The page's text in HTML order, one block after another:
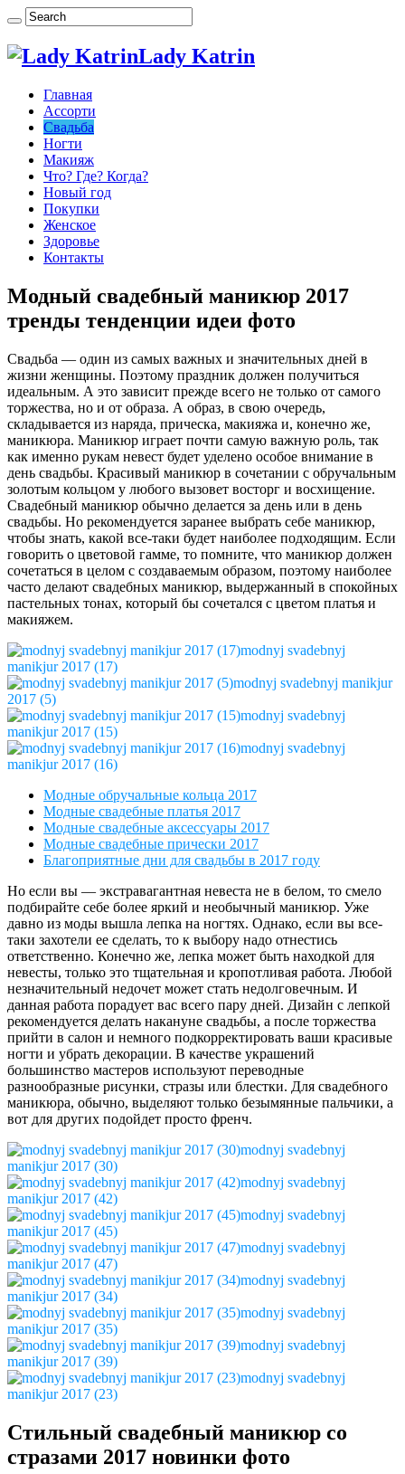
Lady Katrin
Главная
Ассорти
Свадьба
Ногти
Макияж
Что? Где? Когда?
Новый год
Покупки
Женское
Здоровье
Контакты
Модный свадебный маникюр 2017
тренды тенденции идеи фото
Свадьба — один из самых важных и значительных дней в
жизни женщины. Поэтому праздник должен получиться
идеальным. А это зависит прежде всего не только от самого
торжества, но и от образа. А образ, в свою очередь,
складывается из наряда, прическа, макияжа и, конечно же,
маникюра. Маникюр играет почти самую важную роль, так
как именно рукам невест будет уделено особое внимание в
день свадьбы. Красивый маникюр в сочетании с обручальным
золотым кольцом у любого вызовет восторг и восхищение.
Свадебный маникюр обычно делается за день или в день
свадьбы. Но рекомендуется заранее выбрать себе маникюр,
чтобы знать, какой все-таки будет наиболее подходящим. Если
говорить о цветовой гамме, то помните, что маникюр должен
сочетаться в целом с создаваемым образом, поэтому наиболее
часто делают свадебных маникюр, выдержанный в спокойных
пастельных тонах, который бы сочетался с цветом платья и
макияжем.
modnyj svadebnyj
manikjur 2017 (17)
modnyj svadebnyj manikjur
2017 (5)
modnyj svadebnyj
manikjur 2017 (15)
modnyj svadebnyj
manikjur 2017 (16)
Модные обручальные кольца 2017
Модные свадебные платья 2017
Модные свадебные аксессуары 2017
Модные свадебные прически 2017
Благоприятные дни для свадьбы в 2017 году
Но если вы — экстравагантная невеста не в белом, то смело
подбирайте себе более яркий и необычный маникюр. Уже
давно из моды вышла лепка на ногтях. Однако, если вы все-
таки захотели ее сделать, то к выбору надо отнестись
ответственно. Конечно же, лепка может быть находкой для
невесты, только это тщательная и кропотливая работа. Любой
незначительный недочет может стать недолговечным. И
данная работа порадует вас всего пару дней. Дизайн с лепкой
рекомендуется делать накануне свадьбы, а после торжества
прийти в салон и немного подкорректировать ваши красивые
ногти и убрать декорации. В качестве украшений
большинство мастеров используют переводные
разнообразные рисунки, стразы или блестки. Для свадебного
маникюра, обычно, выделяют только безымянные пальчики, а
вот для других подойдет просто френч.
modnyj svadebnyj
manikjur 2017 (30)
modnyj svadebnyj
manikjur 2017 (42)
modnyj svadebnyj
manikjur 2017 (45)
modnyj svadebnyj
manikjur 2017 (47)
modnyj svadebnyj
manikjur 2017 (34)
modnyj svadebnyj
manikjur 2017 (35)
modnyj svadebnyj
manikjur 2017 (39)
modnyj svadebnyj
manikjur 2017 (23)
Стильный свадебный маникюр со
стразами 2017 новинки фото